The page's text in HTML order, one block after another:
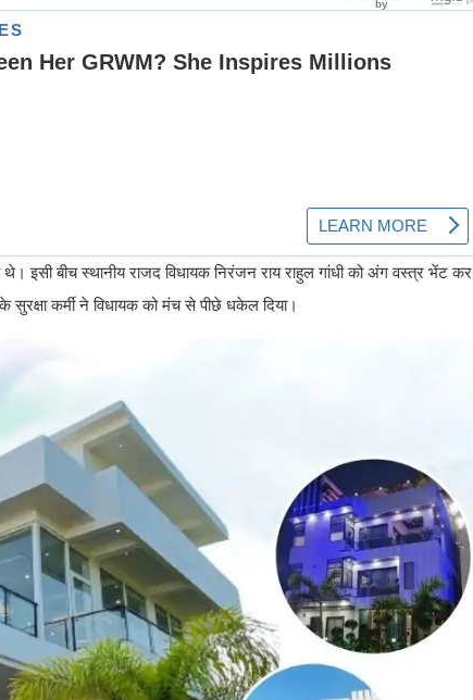
इसी बीच स्थानीय राजद विधायक निरंजन राय राहुल गांधी को अंग वस्त्र भेंट कर
कर्मी ने विधायक को मंच से पीछे धकेल दिया।